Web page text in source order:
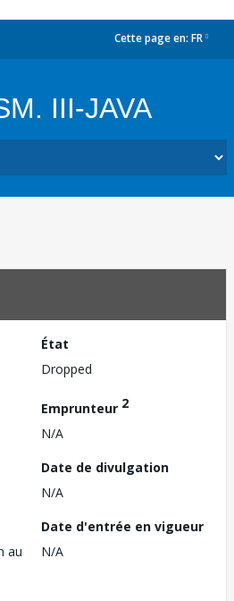
Cette page en: FR
III-JAVA
État
Dropped
Emprunteur 2
N/A
Date de divulgation
N/A
au
Date d'entrée en vigueur
N/A